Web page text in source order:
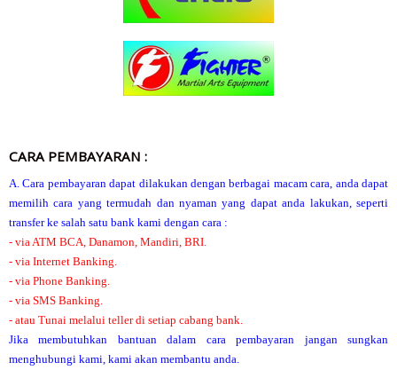
CARA PEMBAYARAN :
A. Cara pembayaran dapat dilakukan dengan berbagai macam cara, anda dapat
memilih cara yang termudah dan nyaman yang dapat anda lakukan, seperti
transfer ke salah satu bank kami dengan cara :
- via ATM BCA, Danamon, Mandiri, BRI.
- via Internet Banking.
- via Phone Banking.
- via SMS Banking.
- atau Tunai melalui teller di setiap cabang bank.
Jika membutuhkan bantuan dalam cara pembayaran jangan sungkan
menghubungi kami, kami akan membantu anda.